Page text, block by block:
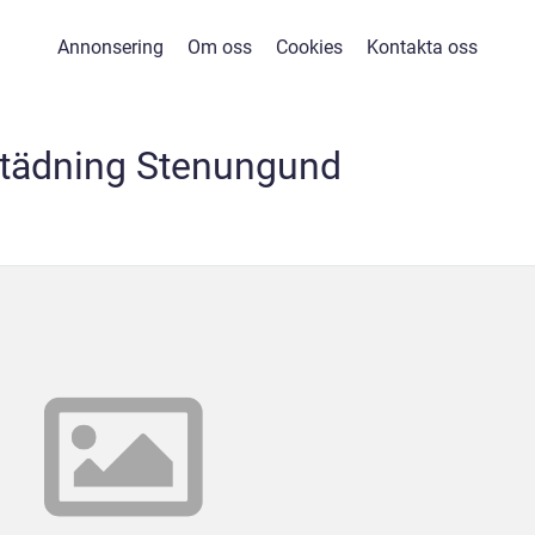
Annonsering Om oss Cookies Kontakta oss
Stenungund